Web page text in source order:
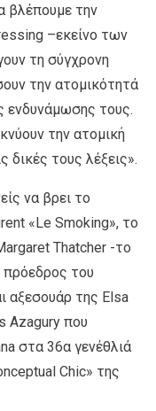
βλέπουμε την
–εκείνο των
τη σύγχρονη
την ατομικότητά
ενδυνάμωσης τους.
την ατομική
δικές τους λέξεις».
να βρει το
«Le Smoking», το
Thatcher -το
του
αξεσουάρ της Elsa
Azagury που
στα 36α γενέθλιά
Chic» της